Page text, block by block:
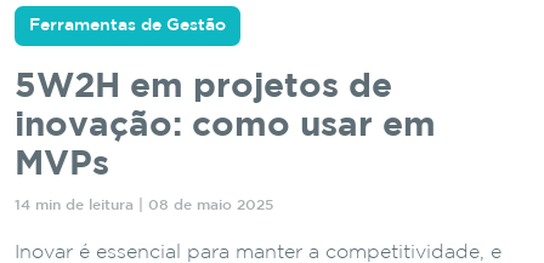
Ferramentas de Gestão
5W2H em projetos de
inovação: como usar em
MVPs
14 min de leitura | 08 de maio 2025
Inovar é essencial para manter a competitividade, e